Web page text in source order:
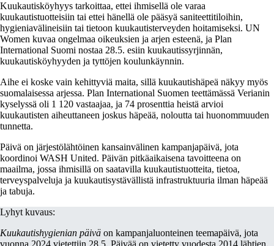
Kuukautisköyhyys tarkoittaa, ettei ihmisellä ole varaa
kuukautistuotteisiin tai ettei hänellä ole pääsyä saniteettitiloihin,
hygieniavälineisiin tai tietoon kuukautisterveyden hoitamiseksi. UN
Women kuvaa ongelmaa oikeuksien ja arjen esteenä, ja Plan
International Suomi nostaa 28.5. esiin kuukautissyrjinnän,
kuukautisköyhyyden ja tyttöjen koulunkäynnin.
Aihe ei koske vain kehittyviä maita, sillä kuukautishäpeä näkyy myös
suomalaisessa arjessa. Plan International Suomen teettämässä Verianin
kyselyssä oli 1 120 vastaajaa, ja 74 prosenttia heistä arvioi
kuukautisten aiheuttaneen joskus häpeää, noloutta tai huonommuuden
tunnetta.
Päivä on järjestölähtöinen kansainvälinen kampanjapäivä, jota
koordinoi WASH United. Päivän pitkäaikaisena tavoitteena on
maailma, jossa ihmisillä on saatavilla kuukautistuotteita, tietoa,
terveyspalveluja ja kuukautisystävällistä infrastruktuuria ilman häpeää
ja tabuja.
Lyhyt kuvaus:
Kuukautishygienian päivä on kampanjaluonteinen teemapäivä, jota